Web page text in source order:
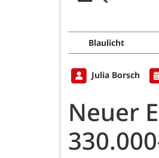
Blaulicht
Julia Borsch
Neuer